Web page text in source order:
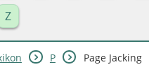
Z
P Page Jacking